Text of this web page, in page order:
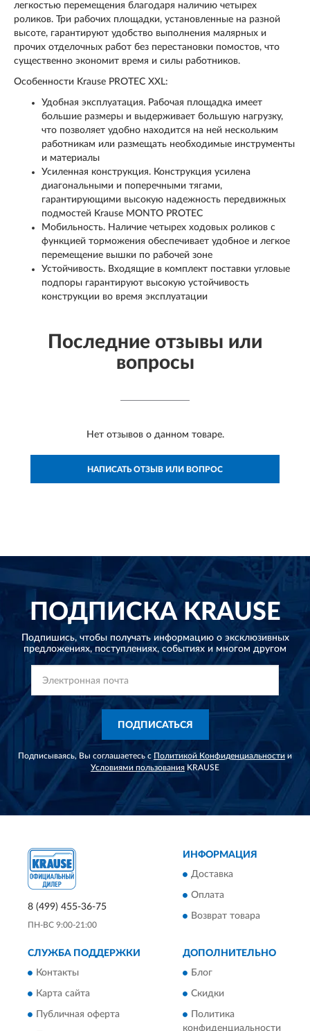
легкостью перемещения благодаря наличию четырех
роликов. Три рабочих площадки, установленные на разной
высоте, гарантируют удобство выполнения малярных и
прочих отделочных работ без перестановки помостов, что
существенно экономит время и силы работников.
Особенности Krause PROTEC XXL:
Удобная эксплуатация. Рабочая площадка имеет
большие размеры и выдерживает большую нагрузку,
что позволяет удобно находится на ней нескольким
работникам или размещать необходимые инструменты
и материалы
Усиленная конструкция. Конструкция усилена
диагональными и поперечными тягами,
гарантирующими высокую надежность передвижных
подмостей Krause MONTO PROTEC
Мобильность. Наличие четырех ходовых роликов с
функцией торможения обеспечивает удобное и легкое
перемещение вышки по рабочей зоне
Устойчивость. Входящие в комплект поставки угловые
подпоры гарантируют высокую устойчивость
конструкции во время эксплуатации
Последние отзывы или
вопросы
Нет отзывов о данном товаре.
НАПИСАТЬ ОТЗЫВ ИЛИ ВОПРОС
ПОДПИСКАKRAUSE
Подпишись, чтобы получать информацию о эксклюзивных
предложениях, поступлениях, событиях и многом другом
ПОДПИСАТЬСЯ
Подписываясь, Вы соглашаетесь с Политикой Конфиденциальности и
Условиями пользования KRAUSE
8 (499) 455-36-75
ПН-ВС 9:00-21:00
ИНФОРМАЦИЯ
Доставка
Оплата
Возврат товара
СЛУЖБА ПОДДЕРЖКИ
Контакты
Карта сайта
Публичная оферта
ДОПОЛНИТЕЛЬНО
Блог
Скидки
Политика
конфиденциальности